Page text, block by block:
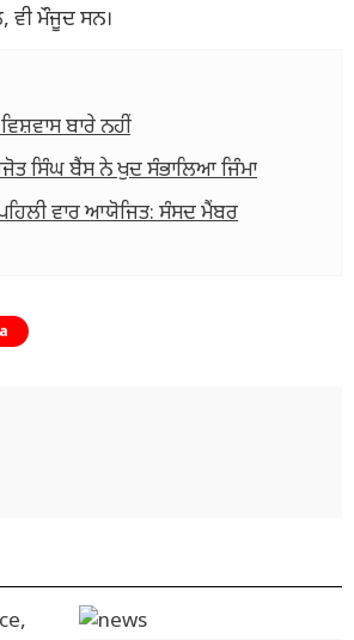
ਵੀ ਮੌਜੂਦ ਸਨ।
ਬਾਰੇ ਨਹੀਂ
ਸਿੰਘ ਬੈਂਸ ਨੇ ਖੁਦ ਸੰਭਾਲਿਆ ਜਿੰਮਾ
ਵਾਰ ਆਯੋਜਿਤ: ਸੰਸਦ ਮੈਂਬਰ